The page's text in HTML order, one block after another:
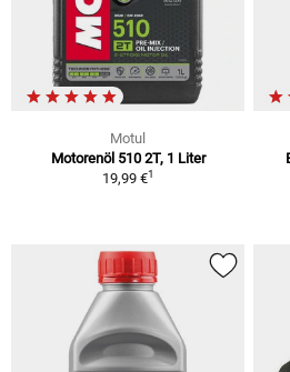
Motul
Motorenöl 510 2T, 1 Liter
19,99 €1